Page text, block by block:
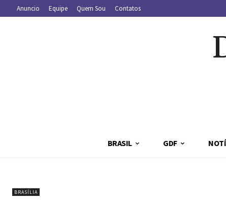
Anuncio Equipe Quem Sou Contatos
BRASIL GDF
BRASÍLIA